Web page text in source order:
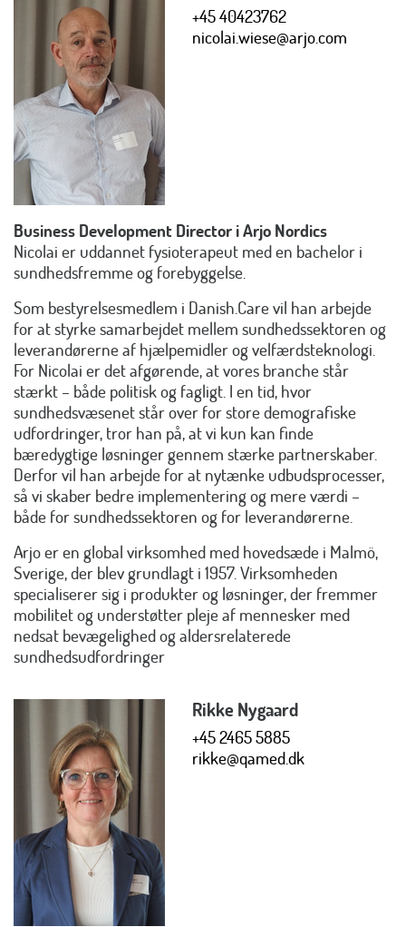
+45 40423762
nicolai.wiese@arjo.com
Business Development Director i Arjo Nordics
Nicolai er uddannet fysioterapeut med en bachelor i
sundhedsfremme og forebyggelse.
Som bestyrelsesmedlem i Danish.Care vil han arbejde
for at styrke samarbejdet mellem sundhedssektoren og
leverandørerne af hjælpemidler og velfærdsteknologi.
For Nicolai er det afgørende, at vores branche står
stærkt – både politisk og fagligt. I en tid, hvor
sundhedsvæsenet står over for store demografiske
udfordringer, tror han på, at vi kun kan finde
bæredygtige løsninger gennem stærke partnerskaber.
Derfor vil han arbejde for at nytænke udbudsprocesser,
så vi skaber bedre implementering og mere værdi –
både for sundhedssektoren og for leverandørerne.
Arjo er en global virksomhed med hovedsæde i Malmö,
Sverige, der blev grundlagt i 1957. Virksomheden
specialiserer sig i produkter og løsninger, der fremmer
mobilitet og understøtter pleje af mennesker med
nedsat bevægelighed og aldersrelaterede
sundhedsudfordringer
Rikke Nygaard
+45 2465 5885
rikke@qamed.dk